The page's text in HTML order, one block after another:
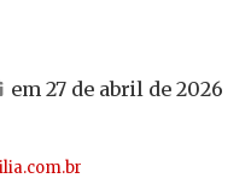
em 27 de abril de 2026